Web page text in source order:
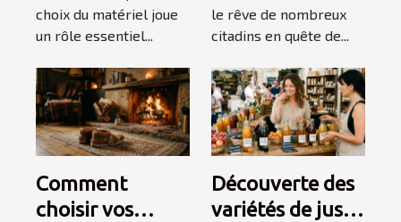
choix du matériel joue
un rôle essentiel...
vacances ?
le rêve de nombreux
citadins en quête de...
Comment
choisir vos
Découverte des
variétés de jus